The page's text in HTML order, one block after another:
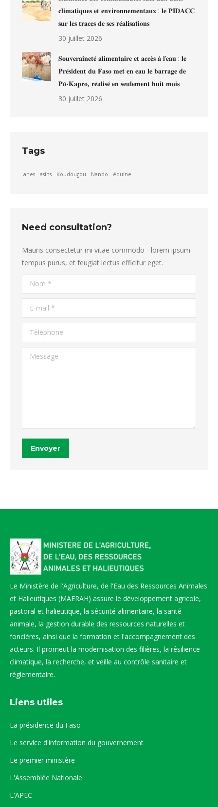
𝐜𝐥𝐢𝐦𝐚𝐭𝐢𝐪𝐮𝐞𝐬 𝐞𝐭 𝐞𝐧𝐯𝐢𝐫𝐨𝐧𝐧𝐞𝐦𝐞𝐧𝐭𝐚𝐮𝐱 : 𝐥𝐞 𝐏𝐈𝐃𝐀𝐂𝐂
𝐬𝐮𝐫 𝐥𝐞𝐬 𝐭𝐫𝐚𝐜𝐞𝐬 𝐝𝐞 𝐬𝐞𝐬 𝐫𝐞́𝐚𝐥𝐢𝐬𝐚𝐭𝐢𝐨𝐧𝐬
30 juillet 2026
𝐒𝐨𝐮𝐯𝐞𝐫𝐚𝐢𝐧𝐞𝐭𝐞́ 𝐚𝐥𝐢𝐦𝐞𝐧𝐭𝐚𝐢𝐫𝐞 𝐞𝐭 𝐚𝐜𝐜𝐞̀𝐬 𝐚̀ 𝐥’𝐞𝐚𝐮 : 𝐥𝐞
𝐏𝐫𝐞́𝐬𝐢𝐝𝐞𝐧𝐭 𝐝𝐮 𝐅𝐚𝐬𝐨 𝐦𝐞𝐭 𝐞𝐧 𝐞𝐚𝐮 𝐥𝐞 𝐛𝐚𝐫𝐫𝐚𝐠𝐞 𝐝𝐞
𝐏𝐨̂-𝐊𝐚𝐩𝐫𝐨, 𝐫𝐞́𝐚𝐥𝐢𝐬𝐞́ 𝐞𝐧 𝐬𝐞𝐮𝐥𝐞𝐦𝐞𝐧𝐭 𝐡𝐮𝐢𝐭 𝐦𝐨𝐢𝐬
30 juillet 2026
Tags
anes asins Koudougou Nando équine
Need consultation?
Mauris consectetur mi vitae commodo - lorem ipsum
tempus purus, et feugiat lectus efficitur eget.
Nom *
E-mail *
Téléphone
Message
Envoyer
Le Ministère de l'Agriculture, de l'Eau des Ressources Animales
et Halieutiques (MAERAH) assure le développement agricole,
pastoral et halieutique, la sécurité alimentaire, la santé
animale, la gestion durable des ressources naturelles et
foncières, ainsi que la formation et l'accompagnement des
acteurs. Il promeut la modernisation des filières, la résilience
climatique, la recherche, et veille au contrôle sanitaire et
réglementaire.
Liens utiles
La présidence du Faso
Le service d'information du gouvernement
Le premier ministère
L'Assemblée Nationale
L'APEC